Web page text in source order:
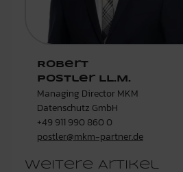
Robert
Postler LL.M.
Managing Director MKM
Datenschutz GmbH
+49 911 990 860 0
postler@mkm-partner.de
Weitere Artikel